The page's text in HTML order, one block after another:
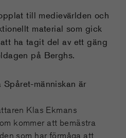
till medievärlden och
material som gick
ha tagit del av ett gäng
på Berghs.
Spåret-människan är
Klas Ekmans
kommer att bemästra
som har förmåga att